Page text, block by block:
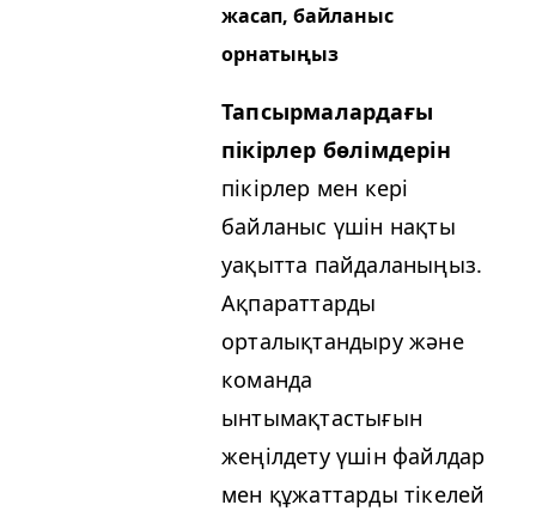
жасап, байланыс
орнатыңыз
Тапсырмалардағы
пікірлер бөлімдерін
пікірлер мен кері
байланыс үшін нақты
уақытта пайдаланыңыз.
Ақпараттарды
орталықтандыру және
команда
ынтымақтастығын
жеңілдету үшін файлдар
мен құжаттарды тікелей